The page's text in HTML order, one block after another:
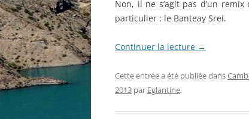
Non, il ne s’agit pas d’un
particulier : le Banteay Srei.
Continuer la lecture →
Cette entrée a été publiée dans
2013 par Eglantine.